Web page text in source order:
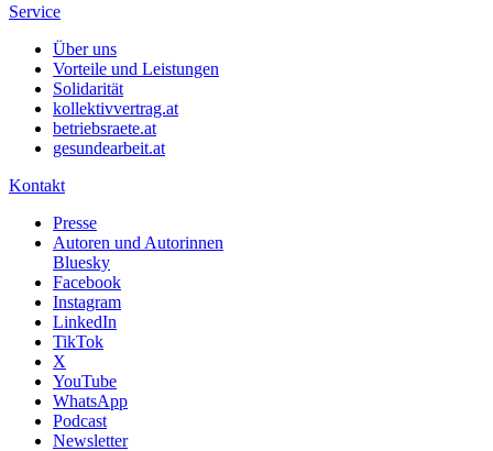
Service
Über uns
Vorteile und Leistungen
Solidarität
kollektivvertrag.at
betriebsraete.at
gesundearbeit.at
Kontakt
Presse
Autoren und Autorinnen
Bluesky
Facebook
Instagram
LinkedIn
TikTok
X
YouTube
WhatsApp
Podcast
Newsletter